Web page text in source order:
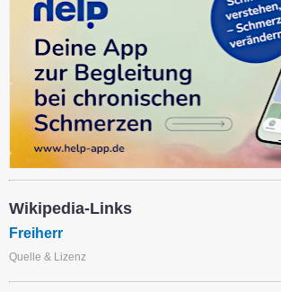
Wikipedia-Links
Freiherr
Quelle & Lizenz